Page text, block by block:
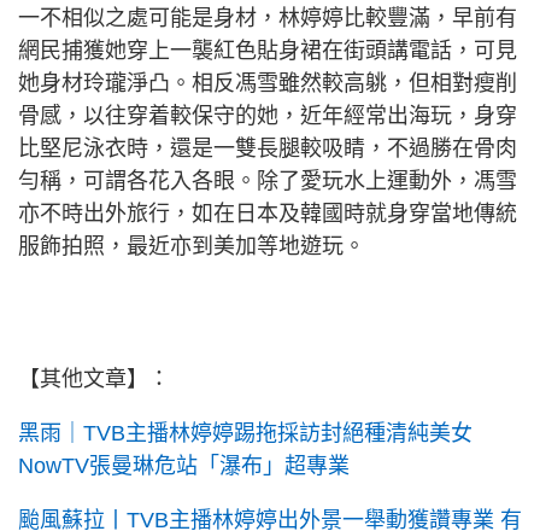
一不相似之處可能是身材，林婷婷比較豐滿，早前有
網民捕獲她穿上一襲紅色貼身裙在街頭講電話，可見
她身材玲瓏淨凸。相反馮雪雖然較高䠷，但相對瘦削
骨感，以往穿着較保守的她，近年經常出海玩，身穿
比堅尼泳衣時，還是一雙長腿較吸睛，不過勝在骨肉
勻稱，可謂各花入各眼。除了愛玩水上運動外，馮雪
亦不時出外旅行，如在日本及韓國時就身穿當地傳統
服飾拍照，最近亦到美加等地遊玩。
【其他文章】：
黑雨｜TVB主播林婷婷踢拖採訪封絕種清純美女
NowTV張曼琳危站「瀑布」超專業
颱風蘇拉丨TVB主播林婷婷出外景一舉動獲讚專業 有